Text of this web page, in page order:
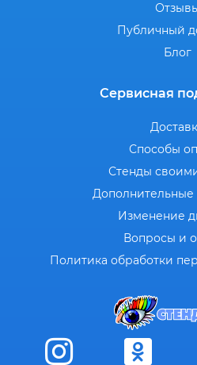
Публичный
Блог
Сервисная
Способы
Стенды
Изменение
Вопросы и
Политика обработки